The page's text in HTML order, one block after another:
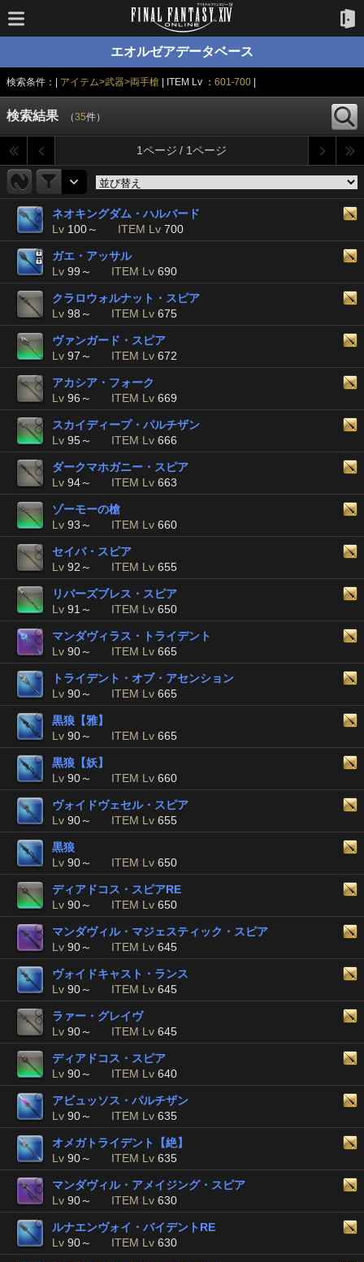
エオルゼアデータベース
検索条件：| アイテム>武器>両手槍 | ITEM Lv ： 601-700
検索結果 （35件）
1ページ / 1ページ
ネオキングダム・ハルバード
Lv 100～ ITEM Lv 700
ガエ・アッサル
Lv 99～ ITEM Lv 690
クラロウォルナット・スピア
Lv 98～ ITEM Lv 675
ヴァンガード・スピア
Lv 97～ ITEM Lv 672
アカシア・フォーク
Lv 96～ ITEM Lv 669
スカイディープ・パルチザン
Lv 95～ ITEM Lv 666
ダークマホガニー・スピア
Lv 94～ ITEM Lv 663
ゾーモーの槍
Lv 93～ ITEM Lv 660
セイバ・スピア
Lv 92～ ITEM Lv 655
リバーズブレス・スピア
Lv 91～ ITEM Lv 650
マンダヴィラス・トライデント
Lv 90～ ITEM Lv 665
トライデント・オブ・アセンション
Lv 90～ ITEM Lv 665
黒狼【雅】
Lv 90～ ITEM Lv 665
黒狼【妖】
Lv 90～ ITEM Lv 660
ヴォイドヴェセル・スピア
Lv 90～ ITEM Lv 655
黒狼
Lv 90～ ITEM Lv 650
ディアドコス・スピアRE
Lv 90～ ITEM Lv 650
マンダヴィル・マジェスティック・スピア
Lv 90～ ITEM Lv 645
ヴォイドキャスト・ランス
Lv 90～ ITEM Lv 645
ラァー・グレイヴ
Lv 90～ ITEM Lv 645
ディアドコス・スピア
Lv 90～ ITEM Lv 640
アビュッソス・パルチザン
Lv 90～ ITEM Lv 635
オメガトライデント【絶】
Lv 90～ ITEM Lv 635
マンダヴィル・アメイジング・スピア
Lv 90～ ITEM Lv 630
ルナエンヴォイ・バイデントRE
Lv 90～ ITEM Lv 630